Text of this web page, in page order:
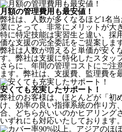
月額の管理費用も最安値！
弊社は、
人数が多くなるほど1名
業にとって、非常にメリットが大
特に特定技能は実習生と違い、採
価な支援の完全委託をご提案します
弊社は人数が増えると単価が安く
す。弊社は支援に特化したスタッ
さらに、年間の管理コストにご注
ます。弊社は、支援費、監理費を
安くても充実したサポート！
弊社のお客様は、ほとんどが 「初
け、効率の良い指揮系統の作り方
合、どちらがいいのかヒアリング
いずれにも対応いたしております。